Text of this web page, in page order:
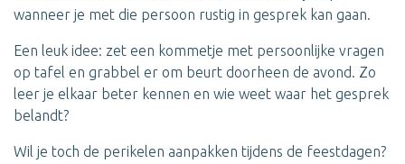
wanneer je met die persoon rustig in gesprek kan gaan.
Een leuk idee: zet een kommetje met persoonlijke vragen
op tafel en grabbel er om beurt doorheen de avond. Zo
leer je elkaar beter kennen en wie weet waar het gesprek
belandt?
Wil je toch de perikelen aanpakken tijdens de feestdagen?